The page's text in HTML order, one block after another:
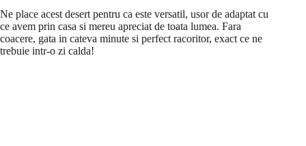
Ne place acest desert pentru ca este versatil, usor de adaptat cu
ce avem prin casa si mereu apreciat de toata lumea. Fara
coacere, gata in cateva minute si perfect racoritor, exact ce ne
trebuie intr-o zi calda!